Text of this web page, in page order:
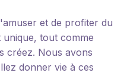
et de profiter du
unique, tout comme
créez. Nous avons
donner vie à ces